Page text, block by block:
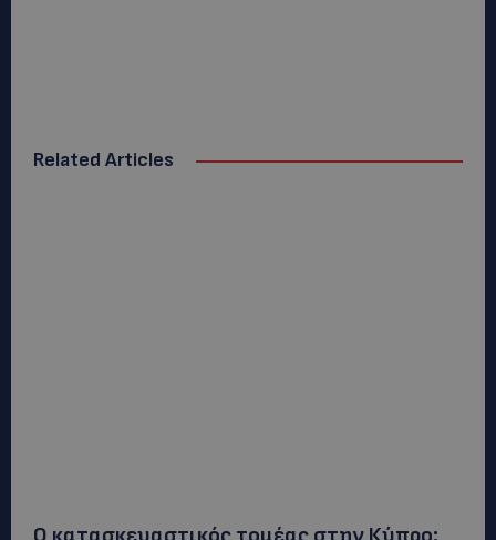
Related Articles